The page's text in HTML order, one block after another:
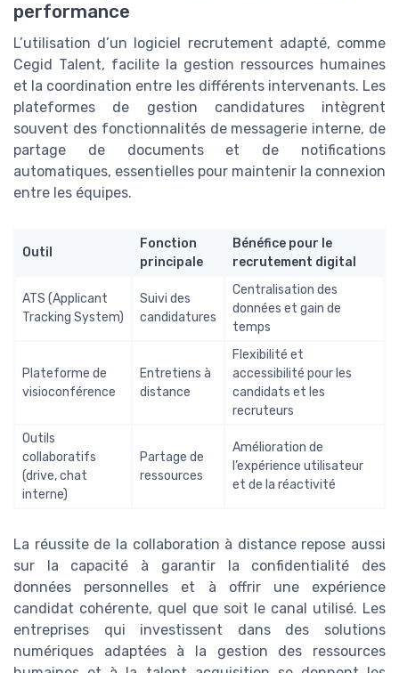
performance
L’utilisation d’un logiciel recrutement adapté, comme
Cegid Talent, facilite la gestion ressources humaines
et la coordination entre les différents intervenants. Les
plateformes de gestion candidatures intègrent
souvent des fonctionnalités de messagerie interne, de
partage de documents et de notifications
automatiques, essentielles pour maintenir la connexion
entre les équipes.
Outil
Fonction
principale
Bénéfice pour le
recrutement digital
ATS (Applicant
Tracking System)
Suivi des
candidatures
Centralisation des
données et gain de
temps
Plateforme de
visioconférence
Entretiens à
distance
Flexibilité et
accessibilité pour les
candidats et les
recruteurs
Outils
collaboratifs
(drive, chat
interne)
Partage de
ressources
Amélioration de
l’expérience utilisateur
et de la réactivité
La réussite de la collaboration à distance repose aussi
sur la capacité à garantir la confidentialité des
données personnelles et à offrir une expérience
candidat cohérente, quel que soit le canal utilisé. Les
entreprises qui investissent dans des solutions
numériques adaptées à la gestion des ressources